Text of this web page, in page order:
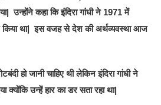
उन्होंने कहा कि इंदिरा गांधी ने 1971 में
किया था| इस वजह से देश की अर्थव्यवस्था आज
हो जानी चाहिए थी लेकिन इंदिरा गांधी ने
क्योंकि उन्हें हार का डर सता रहा था|